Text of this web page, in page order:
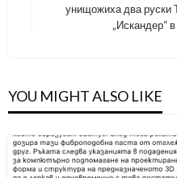
Next
унищожиха два руски
„Искандер“
YOU MIGHT ALSO LIKE